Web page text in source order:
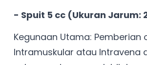
- Spuit 5 cc (Ukuran Jarum:
Kegunaan Utama: Pemberian
Intramuskular atau Intravena